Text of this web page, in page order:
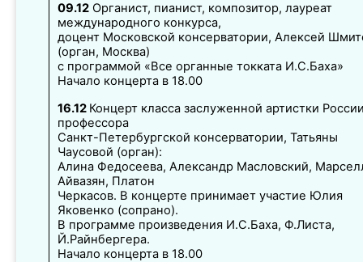
09.12 Органист, пианист, композитор, лауреат
международного конкурса,
доцент Московской консерватории, Алексей
(орган, Москва)
с программой «Все органные токката И.С.Баха»
Начало концерта в 18.00
16.12 Концерт класса заслуженной артистки
профессора
Санкт-Петербургской консерватории, Татьяны
Чаусовой (орган):
Алина Федосеева, Александр Масловский,
Айвазян, Платон
Черкасов. В концерте принимает участие Юлия
Яковенко (сопрано).
В программе произведения И.С.Баха, Ф.Листа,
Й.Райнбергера.
Начало концерта в 18.00